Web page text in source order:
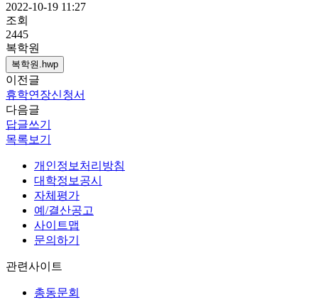
2022-10-19 11:27
조회
2445
복학원
복학원.hwp
이전글
휴학연장신청서
다음글
답글쓰기
목록보기
개인정보처리방침
대학정보공시
자체평가
예/결산공고
사이트맵
문의하기
관련사이트
총동문회